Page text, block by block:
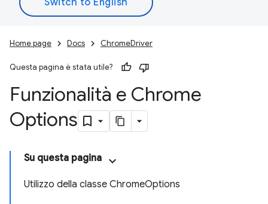
Home page Docs ChromeDriver
Questa pagina è stata utile?
Funzionalità e Chrome
Options
Su questa pagina
Utilizzo della classe ChromeOptions